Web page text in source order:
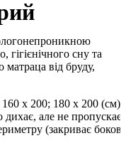
сну та
від бруду,
x 200; 180 x 200 (см)
але не пропускає
(закриває